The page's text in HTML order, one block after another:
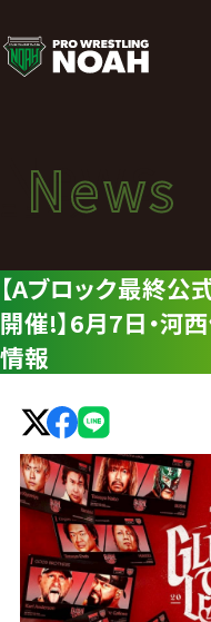
ニ
ュ
ー
ス
|
プ
ロ
レ
ス
リ
News
ニュース
News
【Aブロック最終
開催!】6月7日・河
情報